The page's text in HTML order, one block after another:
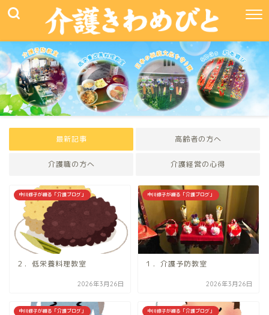
最新記事 高齢者の方へ
介護職の方へ 介護経営の心得
中川修子が綴る「介護ブログ」
２．低栄養料理教室
2026年3月26日
中川修子が綴る「介護ブログ」
１．介護予防教室
2026年3月26日
中川修子が綴る「介護ブログ」 中川修子が綴る「介護ブログ」